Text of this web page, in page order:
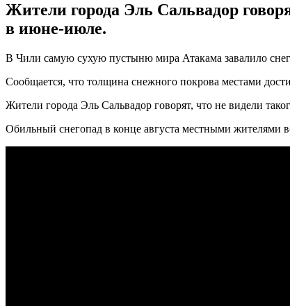
Жители города Эль Сальвадор
в июне-июле.
В Чили самую сухую пустыню мира Атакама завалило
Сообщается, что толщина снежного покрова местами
Жители города Эль Сальвадор говорят, что не видели
Обильный снегопад в конце августа местными жителями